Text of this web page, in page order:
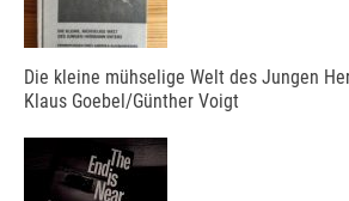
Die kleine mühselige Welt des Jungen
Klaus Goebel/Günther Voigt